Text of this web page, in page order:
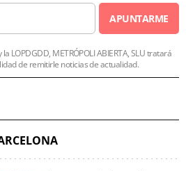
APUNTARME
LOPDGDD, METRÓPOLI ABIERTA, SLU tratará
de remitirle noticias de actualidad.